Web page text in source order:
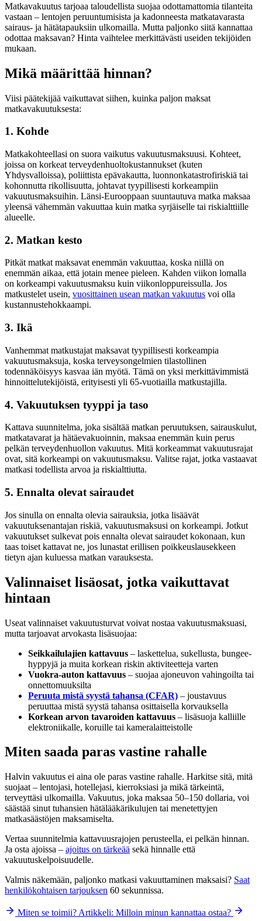
Matkavakuutus tarjoaa taloudellista suojaa odottamattomia tilanteita
vastaan – lentojen peruuntumisista ja kadonneesta matkatavarasta
sairaus- ja hätätapauksiin ulkomailla. Mutta paljonko siitä kannattaa
odottaa maksavan? Hinta vaihtelee merkittävästi useiden tekijöiden
mukaan.
Mikä määrittää hinnan?
Viisi päätekijää vaikuttavat siihen, kuinka paljon maksat
matkavakuutuksesta:
1. Kohde
Matkakohteellasi on suora vaikutus vakuutusmaksuusi. Kohteet,
joissa on korkeat terveydenhuoltokustannukset (kuten
Yhdysvalloissa), poliittista epävakautta, luonnonkatastrofiriskiä tai
kohonnutta rikollisuutta, johtavat tyypillisesti korkeampiin
vakuutusmaksuihin. Länsi-Eurooppaan suuntautuva matka maksaa
yleensä vähemmän vakuuttaa kuin matka syrjäiselle tai riskialttiille
alueelle.
2. Matkan kesto
Pitkät matkat maksavat enemmän vakuuttaa, koska niillä on
enemmän aikaa, että jotain menee pieleen. Kahden viikon lomalla
on korkeampi vakuutusmaksu kuin viikonloppureissulla. Jos
matkustelet usein, vuosittainen usean matkan vakuutus voi olla
kustannustehokkaampi.
3. Ikä
Vanhemmat matkustajat maksavat tyypillisesti korkeampia
vakuutusmaksuja, koska terveysongelmien tilastollinen
todennäköisyys kasvaa iän myötä. Tämä on yksi merkittävimmistä
hinnoittelutekijöistä, erityisesti yli 65-vuotiailla matkustajilla.
4. Vakuutuksen tyyppi ja taso
Kattava suunnitelma, joka sisältää matkan peruutuksen, sairauskulut,
matkatavarat ja hätäevakuoinnin, maksaa enemmän kuin perus
pelkän terveydenhuollon vakuutus. Mitä korkeammat vakuutusrajat
ovat, sitä korkeampi on vakuutusmaksu. Valitse rajat, jotka vastaavat
matkasi todellista arvoa ja riskialttiutta.
5. Ennalta olevat sairaudet
Jos sinulla on ennalta olevia sairauksia, jotka lisäävät
vakuutuksenantajan riskiä, vakuutusmaksusi on korkeampi. Jotkut
vakuutukset sulkevat pois ennalta olevat sairaudet kokonaan, kun
taas toiset kattavat ne, jos lunastat erillisen poikkeuslausekkeen
tietyn ajan kuluessa matkan varauksesta.
Valinnaiset lisäosat, jotka vaikuttavat
hintaan
Useat valinnaiset vakuutusturvat voivat nostaa vakuutusmaksuasi,
mutta tarjoavat arvokasta lisäsuojaa:
Seikkailulajien kattavuus – laskettelua, sukellusta, bungee-
hyppyjä ja muita korkean riskin aktiviteetteja varten
Vuokra-auton kattavuus – suojaa ajoneuvon vahingoilta tai
onnettomuuksilta
Peruuta mistä syystä tahansa (CFAR) – joustavuus
peruuttaa mistä syystä tahansa osittaisella korvauksella
Korkean arvon tavaroiden kattavuus – lisäsuoja kalliille
elektroniikalle, koruille tai kameralaitteistolle
Miten saada paras vastine rahalle
Halvin vakuutus ei aina ole paras vastine rahalle. Harkitse sitä, mitä
suojaat – lentojasi, hotellejasi, kierroksiasi ja mikä tärkeintä,
terveyttäsi ulkomailla. Vakuutus, joka maksaa 50–150 dollaria, voi
säästää sinut tuhansien hätälääkärikulujen tai menetettyjen
matkasäästöjen maksamiselta.
Vertaa suunnitelmia kattavuusrajojen perusteella, ei pelkän hinnan.
Ja osta ajoissa – ajoitus on tärkeää sekä hinnalle että
vakuutuskelpoisuudelle.
Valmis näkemään, paljonko matkasi vakuuttaminen maksaisi? Saat
henkilökohtaisen tarjouksen 60 sekunnissa.
Miten se toimii? Artikkeli: Milloin minun kannattaa ostaa?